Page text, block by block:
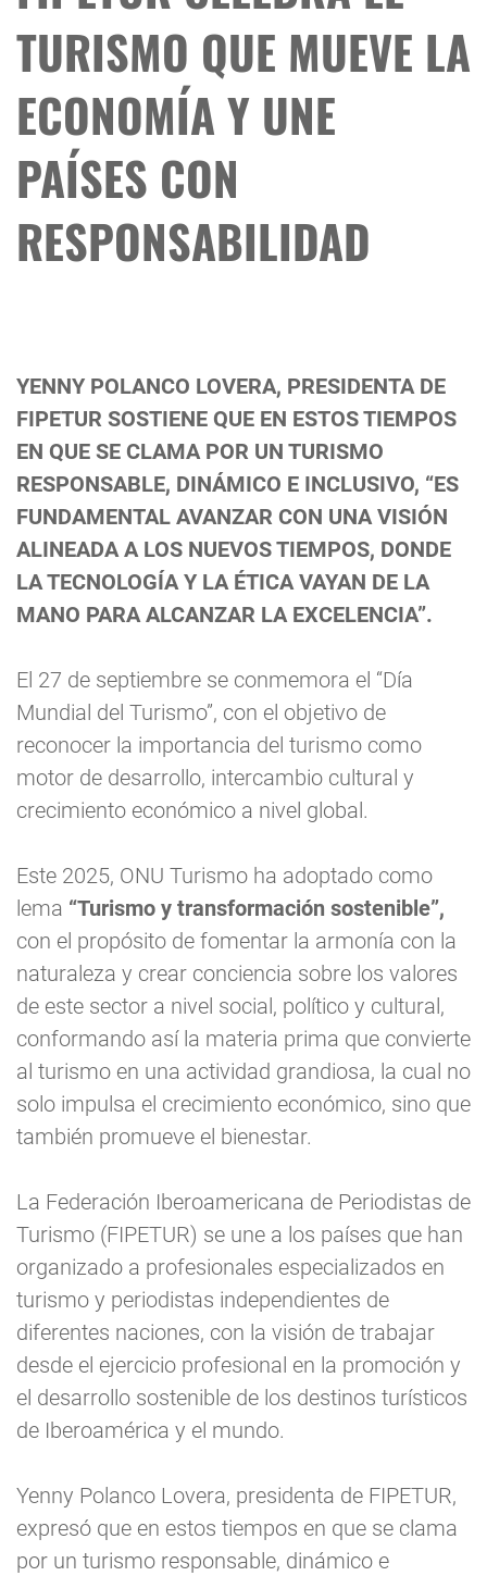
TURISMO QUE MUEVE LA
ECONOMÍA Y UNE
PAÍSES CON
RESPONSABILIDAD
YENNY POLANCO LOVERA, PRESIDENTA DE
FIPETUR SOSTIENE QUE EN ESTOS TIEMPOS
EN QUE SE CLAMA POR UN TURISMO
RESPONSABLE, DINÁMICO E INCLUSIVO, “ES
FUNDAMENTAL AVANZAR CON UNA VISIÓN
ALINEADA A LOS NUEVOS TIEMPOS, DONDE
LA TECNOLOGÍA Y LA ÉTICA VAYAN DE LA
MANO PARA ALCANZAR LA EXCELENCIA”.
El 27 de septiembre se conmemora el “Día
Mundial del Turismo”, con el objetivo de
reconocer la importancia del turismo como
motor de desarrollo, intercambio cultural y
crecimiento económico a nivel global.
Este 2025, ONU Turismo ha adoptado como
lema “Turismo y transformación sostenible”,
con el propósito de fomentar la armonía con la
naturaleza y crear conciencia sobre los valores
de este sector a nivel social, político y cultural,
conformando así la materia prima que convierte
al turismo en una actividad grandiosa, la cual no
solo impulsa el crecimiento económico, sino que
también promueve el bienestar.
La Federación Iberoamericana de Periodistas de
Turismo (FIPETUR) se une a los países que han
organizado a profesionales especializados en
turismo y periodistas independientes de
diferentes naciones, con la visión de trabajar
desde el ejercicio profesional en la promoción y
el desarrollo sostenible de los destinos turísticos
de Iberoamérica y el mundo.
Yenny Polanco Lovera, presidenta de FIPETUR,
expresó que en estos tiempos en que se clama
por un turismo responsable, dinámico e